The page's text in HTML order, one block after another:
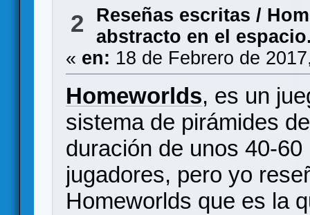
2 Reseñas escritas /
abstracto en el
« en: 18 de Febrero de
Homeworlds, es un
sistema de pirámides
duración de unos 40-
jugadores, pero yo
Homeworlds que es la